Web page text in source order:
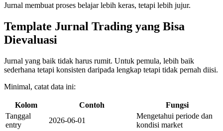
Jurnal membuat proses belajar lebih keras, tetapi lebih jujur.
Template Jurnal Trading yang Bisa
Dievaluasi
Jurnal yang baik tidak harus rumit. Untuk pemula, lebih baik
sederhana tetapi konsisten daripada lengkap tetapi tidak pernah diisi.
Minimal, catat data ini:
Kolom Contoh
Fungsi
Tanggal
entry
2026-06-01
Mengetahui periode dan
kondisi market